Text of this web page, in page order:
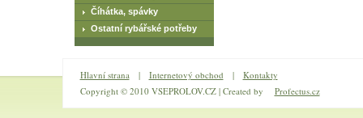
Číhátka, spávky
Ostatní rybářské potřeby
Hlavní strana | Internetový obchod |
Kontakty
Copyright © 2010 VSEPROLOV.CZ | Created by
Profectus.cz